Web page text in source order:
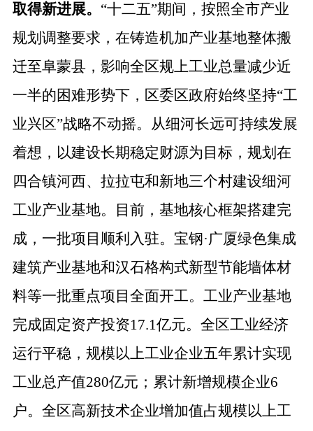
取得新进展。 “十二五”期间，按照全市产业
规划调整要求，在铸造机加产业基地整体搬
迁至阜蒙县，影响全区规上工业总量减少近
一半的困难形势下，区委区政府始终坚持“工
业兴区”战略不动摇。从细河长远可持续发展
着想，以建设长期稳定财源为目标，规划在
四合镇河西、拉拉屯和新地三个村建设细河
工业产业基地。目前，基地核心框架搭建完
成，一批项目顺利入驻。宝钢·广厦绿色集成
建筑产业基地和汉石格构式新型节能墙体材
料等一批重点项目全面开工。工业产业基地
完成固定资产投资17.1亿元。全区工业经济
运行平稳，规模以上工业企业五年累计实现
工业总产值280亿元；累计新增规模企业6
户。全区高新技术企业增加值占规模以上工